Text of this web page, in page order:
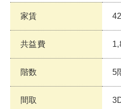
家賃
共益費
階数 5
間取